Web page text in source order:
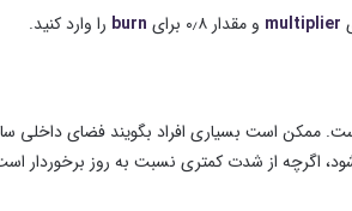
multiplier و مقدار ۰٫۸ برای burn را وارد کنید.
ممکن است بسیاری افراد بگویند فضای داخلی
از شدت کمتری نسبت به روز برخوردار